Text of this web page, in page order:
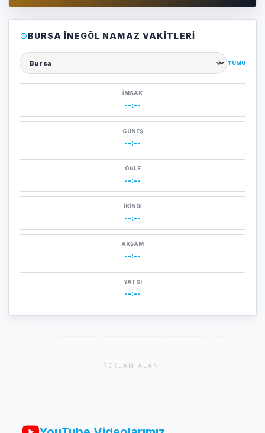
BURSA İNEGÖL NAMAZ VAKITLERI
Şehir seçin
TÜMÜ
İMSAK
--:--
GÜNEŞ
--:--
ÖĞLE
--:--
İKINDI
--:--
AKŞAM
--:--
YATSI
--:--
REKLAM ALANI